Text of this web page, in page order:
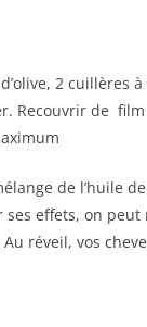
2
​Recouvrir de
de l’huile
effets, on
réveil, vos